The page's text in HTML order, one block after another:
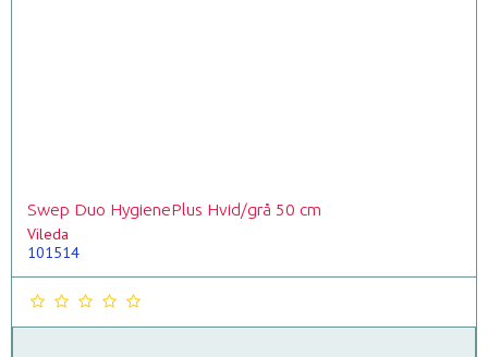
Swep Duo HygienePlus Hvid/grå 50 cm
Vileda
101514